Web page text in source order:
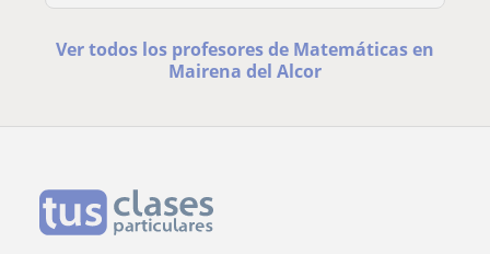
Ver todos los profesores de Matemáticas en
Mairena del Alcor